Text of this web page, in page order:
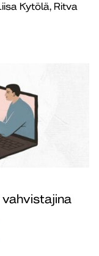
Kytölä, Ritva